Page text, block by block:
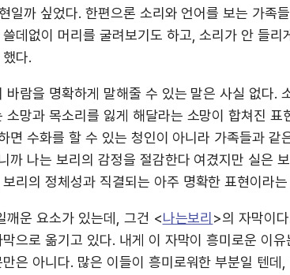
일까 싶었다. 한편으론 소리와 언어를 보는 가족
데없이 머리를 굴려보기도 하고, 소리가 안 들리
다.
람을 명확하게 말해줄 수 있는 말은 사실 없다.
망과 목소리를 잃게 해달라는 소망이 합쳐진 표
면 수화를 할 수 있는 청인이 아니라 가족들과 같
까 나는 보리의 감정을 절감한다 여겼지만 실은
리의 정체성과 직결되는 아주 명확한 표현이라
깨운 요소가 있는데, 그건 <나는보리 >의 자막이
으로 옮기고 있다. 내게 이 자막이 흥미로운 이
은 아니다. 많은 이들이 흥미로워한 부분일 텐데